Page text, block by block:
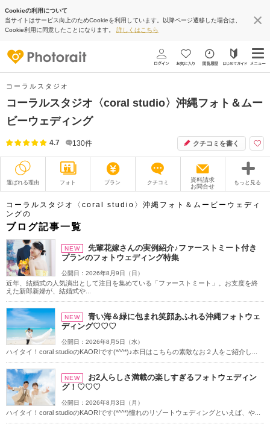
Cookieの利用について
当サイトはサービス向上のためCookieを利用しています。以降ページ遷移した場合は、
Cookie利用に同意したことになります。 詳しくはこちら
コーラルスタジオ
コーラルスタジオ〈coral studio〉沖縄フォト＆ムー
ビーウェディング
4.7 130件 クチコミを書く
選ばれる理由 フォト プラン クチコミ
資料請求
お問合せ
もっと見る
撮影レポート フォトグラファー
衣装
オプション ブログ
アクセス/TEL
こだわりポイント
海での撮影
コーラルスタジオ〈coral studio〉沖縄フォト＆ムービーウェディ
ングの
ブログ記事一覧
NEW
先輩花嫁さんの実例紹介♪ファーストミート付き
プランのフォトウェディング特集
公開日：2026年8月9日（日）
近年、結婚式の人気演出として注目を集めている「ファーストミート」。お支度を終
えた新郎新婦が、結婚式や...
NEW
青い海＆緑に包まれ笑顔あふれる沖縄フォトウェ
ディング♡♡♡
公開日：2026年8月5日（水）
ハイタイ！coral studioのKAORIです(*^^*)♪本日はこちらの素敵なお２人をご紹介し...
NEW
お2人らしさ満載の楽しすぎるフォトウェディン
グ！♡♡♡
公開日：2026年8月3日（月）
ハイタイ！coral studioのKAORIです(*^^*)憧れのリゾートウェディングといえば、や...